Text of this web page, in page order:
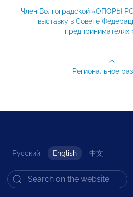
Член Волгоградской «ОПОРЫ
выставку в Совете
предпринимателях
Региональное
Русский English 中文